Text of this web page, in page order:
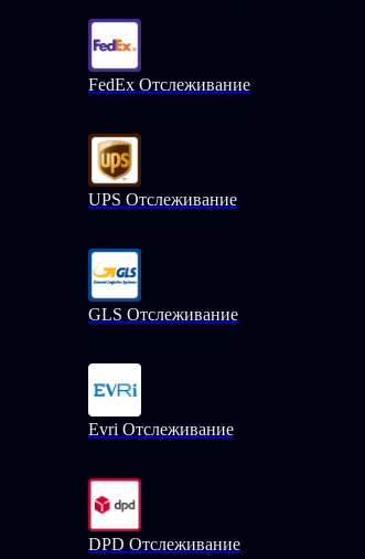
FedEx Отслеживание
UPS Отслеживание
GLS Отслеживание
Evri Отслеживание
DPD Отслеживание